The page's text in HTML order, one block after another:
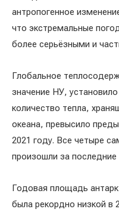
антропогенное
что экстремальные
более серьёзными и
Глобальное
значение НУ,
количество тепла,
океана, превысило
2021 году. Все четыре
произошли за последние
Годовая площадь
была рекордно низкой в